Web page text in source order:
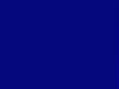
Wi-fi de alta performance